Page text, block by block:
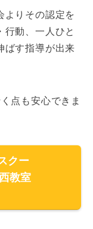
よりその認定を
行動、一人ひと
ばす指導が出来
点も安心できま
クー
教室